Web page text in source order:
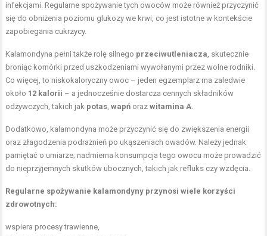
infekcjami. Regularne spożywanie tych owoców może również przyczynić
się do obniżenia poziomu glukozy we krwi, co jest istotne w kontekście
zapobiegania cukrzycy.
Kalamondyna pełni także rolę silnego przeciwutleniacza, skutecznie
broniąc komórki przed uszkodzeniami wywołanymi przez wolne rodniki.
Co więcej, to niskokaloryczny owoc – jeden egzemplarz ma zaledwie
około 12 kalorii – a jednocześnie dostarcza cennych składników
odżywczych, takich jak potas,wapń orazwitamina A.
Dodatkowo, kalamondyna może przyczynić się do zwiększenia energii
oraz złagodzenia podrażnień po ukąszeniach owadów. Należy jednak
pamiętać o umiarze; nadmierna konsumpcja tego owocu może prowadzić
do nieprzyjemnych skutków ubocznych, takich jak refluks czy wzdęcia.
Regularne spożywanie kalamondyny przynosi wiele korzyści
zdrowotnych:
wspiera procesy trawienne,